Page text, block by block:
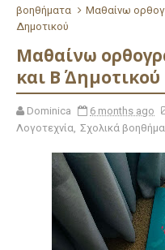
βοηθήματα
Μαθαίνω
Δημοτικού
Μαθαίνω
και Β΄ Δημοτικού
Dominica 6 months ago
Λογοτεχνία, Σχολικά